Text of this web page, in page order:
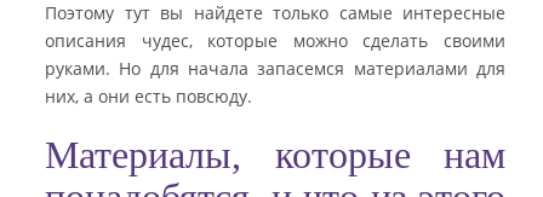
Поэтому тут вы найдете только самые интересные
описания чудес, которые можно сделать своими
руками. Но для начала запасемся материалами для
них, а они есть повсюду.
Материалы, которые нам